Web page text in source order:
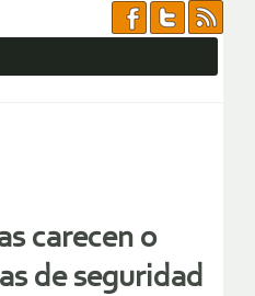
carecen o
de seguridad